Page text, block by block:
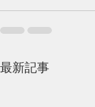
最新記事